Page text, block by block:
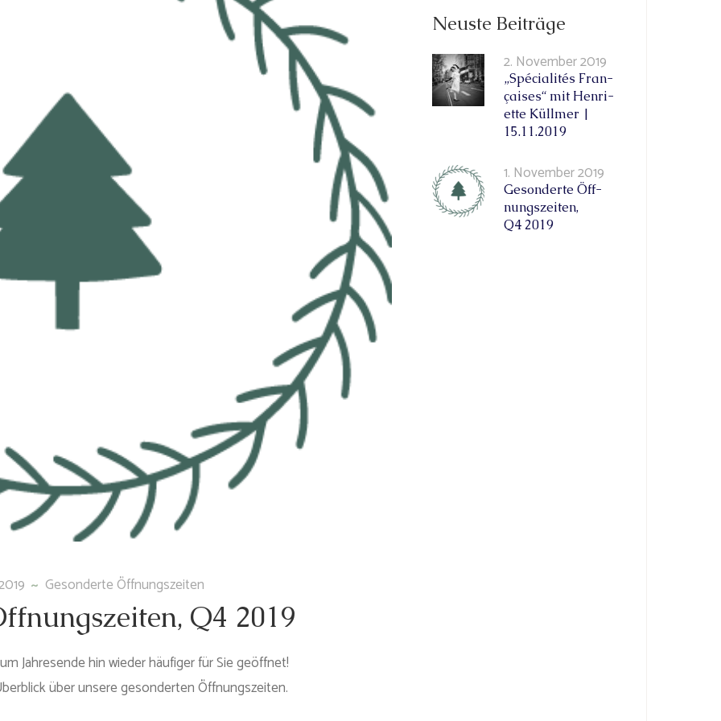
Gesonderte Öffnungszeiten
Q4 2019
Jahresende hin wieder häufiger für Sie geöffnet!
über unsere gesonderten Öffnungszeiten.
Neuste Beiträge
2. November 2019
„Spé­cia­li­tés Fran­
çai­ses“ mit Hen­ri­
et­te Küll­mer |
15.11.2019
1. November 2019
Geson­der­te Öff­
nungs­zei­ten,
Q4 2019